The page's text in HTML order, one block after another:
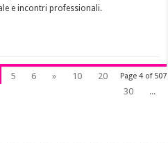
e incontri professionali.
Page 4 of 507
5 6 » 10
20
30
...